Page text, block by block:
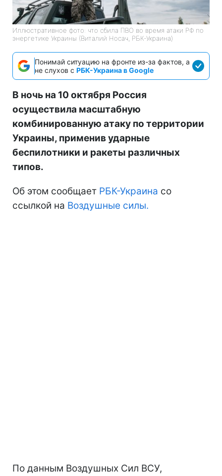
Иллюстративное фото: что сбила ПВО во время атаки РФ по
энергетике Украины (Виталий Носач, РБК-Украина)
Понимай ситуацию на фронте из-за фактов, а
не слухов с РБК-Украина в Google
В ночь на 10 октября Россия
осуществила масштабную
комбинированную атаку по территории
Украины, применив ударные
беспилотники и ракеты различных
типов.
Об этом сообщает РБК-Украина со
ссылкой на Воздушные силы.
По данным Воздушных Сил ВСУ,